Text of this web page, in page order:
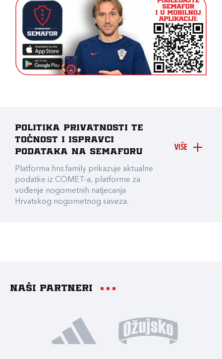
VIŠE
Politika privatnosti te
točnost i ispravci
podataka na Semaforu
Platforma hns.family prikazuje aktualne
podatke iz COMET-a, platforme za
vođenje nogometnih natjecanja
Hrvatskog nogometnog saveza.
Naši partneri